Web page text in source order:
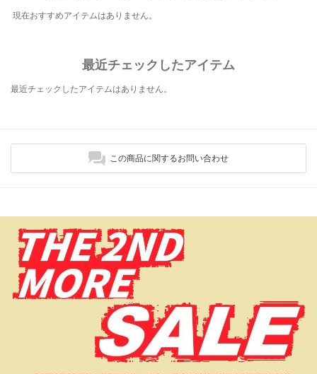
現在おすすめアイテムはありません。
最近チェックしたアイテム
最近チェックしたアイテムはありません。
この商品に関するお問い合わせ